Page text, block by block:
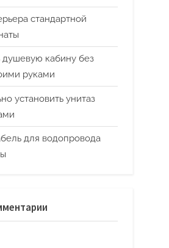
стандартной
душевую кабину без
руками
установить унитаз
для водопровода